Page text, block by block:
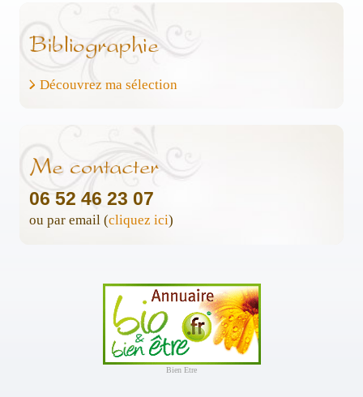
Découvrez ma sélection
06 52 46 23 07
ou par email (cliquez ici)
Bien Etre